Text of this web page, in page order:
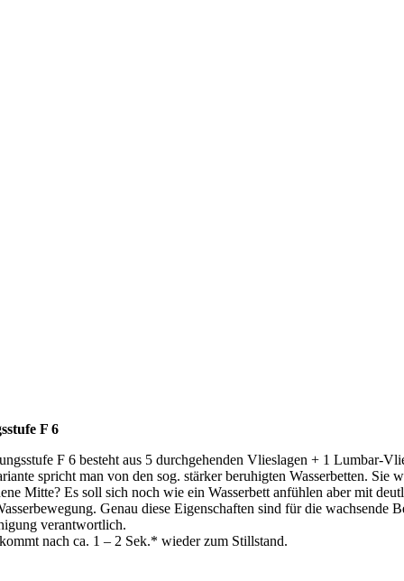
F 6
F 6 besteht aus 5 durchgehenden Vlieslagen + 1 Lumbar-
spricht man von den sog. stärker beruhigten Wasserbetten. Sie
Mitte? Es soll sich noch wie ein Wasserbett anfühlen aber mit
Genau diese Eigenschaften sind für die wachsende
verantwortlich.
nach ca. 1 – 2 Sek.* wieder zum Stillstand.